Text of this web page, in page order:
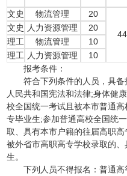
文史
物流管理 20
文史
人力资源管理 20
理工
物流管理 10
理工 人力资源管理 10
报考条件：
符合下列条件的人员，具备
人民共和国宪法和法律;身体健
校全国统一考试且被本市普通
专毕业生;参加普通高校全国统
取、具有本市户籍的往届高职
被外省市高职高专学校录取的
生。
下列人员不得报名：普通高